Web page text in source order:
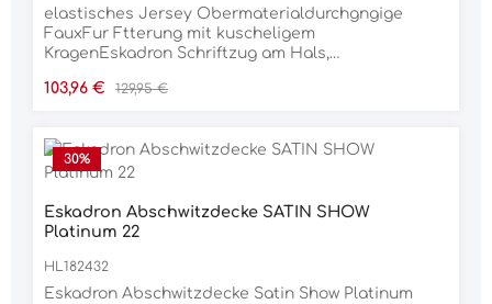
elastisches Jersey Obermaterialdurchgngige
FauxFur Ftterung mit kuscheligem
KragenEskadron Schriftzug am Hals,
Glossy-Einfassung mit
Schweifriemen integriertstabiles Obergewebe -
1680 DenierWP/5.000mm/H2O Wasserdichtigkeit,
Sattelausschnittkuschelige FauxFur-Ftterung
gegen Scheuerstellenweiches Neopren
mit elegantem Lurex-Streifen
Verkaufspreis:
103,96 € Regulärer Preis:
129,95 €
30%
Eskadron Abschwitzdecke SATIN SHOW
Platinum 22
HL182432
Eskadron Abschwitzdecke Satin Show Platinum